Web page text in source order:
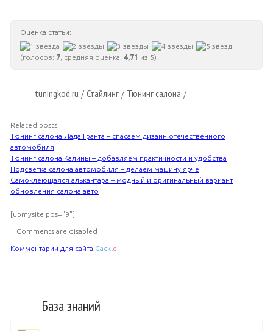
Оценка статьи:
(голосов: 7 , средняя оценка: 4,71 из 5)
tuningkod.ru / Стайлинг / Тюнинг салона /
Related posts:
Тюнинг салона Лада Гранта – спасаем дизайн отечественного
автомобиля
Тюнинг салона Калины – добавляем практичности и удобства
Подсветка салона автомобиля – делаем машину ярче
Самоклеющаяся алькантара – модный и оригинальный вариант
обновления салона авто
[upmysite pos="9"]
Comments are disabled
Комментарии для сайта Cackle
База знаний